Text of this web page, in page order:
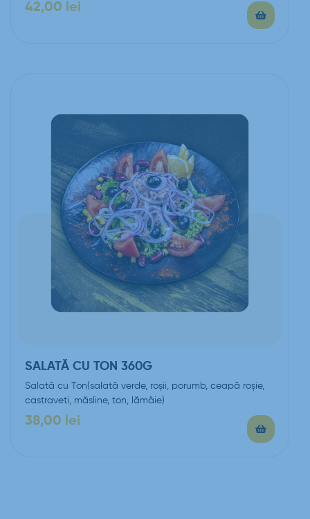
42,00 lei
SALATĂ CU TON 360G
Salată cu Ton(salată verde, roşii, porumb, ceapă roşie,
castraveti, măsline, ton, lămâie)
38,00 lei